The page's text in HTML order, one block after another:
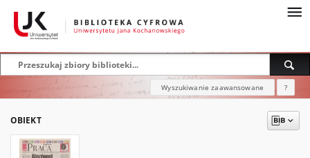
Wyszukiwanie zaawansowane ?
OBIEKT